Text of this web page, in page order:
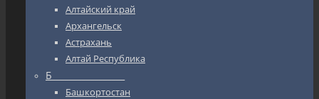
Алтайский край
Архангельск
Астрахань
Алтай Республика
Б_________________
Башкортостан